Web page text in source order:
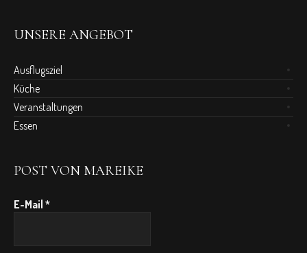
UNSERE ANGEBOT
Ausflugsziel
Küche
Veranstaltungen
Essen
POST VON MAREIKE
E-Mail*